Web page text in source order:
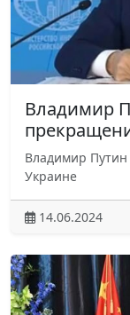
Владимир
Владимир Путин
Украине
14.06.2024